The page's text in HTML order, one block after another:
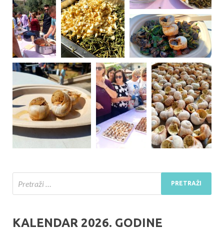
KALENDAR 2026. GODINE